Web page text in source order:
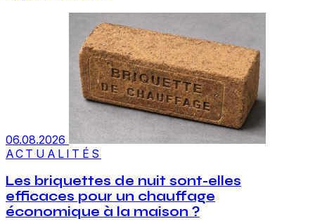
06.08.2026
ACTUALITÉS
Les briquettes de nuit sont-elles
efficaces pour un chauffage
économique à la maison ?